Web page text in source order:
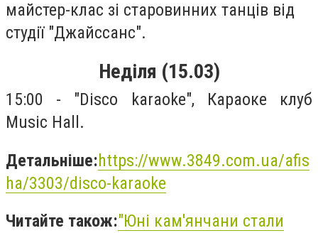
майстер-клас зі старовинних танців від
студії "Джайссанс".
Неділя (15.03)
15:00 - "Disco karaoke", Караоке клуб
Music Hall.
Детальніше:https://www.3849.com.ua/afis
ha/3303/disco-karaoke
Читайте також:"Юні кам'янчани стали